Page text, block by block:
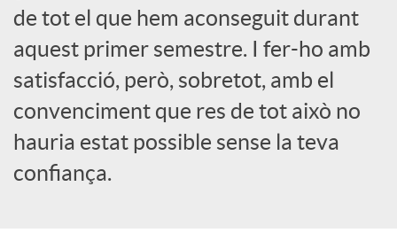
o
c
i
de tot el que hem aconseguit durant
aquest primer semestre. I fer-ho amb
satisfacció, però, sobretot, amb el
convenciment que res de tot això no
hauria estat possible sense la teva
confiança.